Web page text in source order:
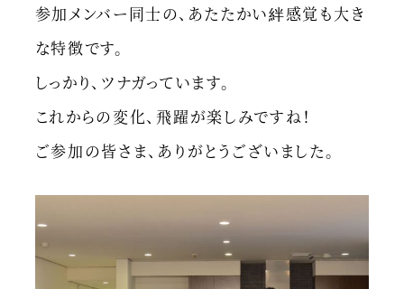
参加メンバー同士の、あたたかい絆感覚も大き
な特徴です。
しっかり、ツナガっています。
これからの変化、飛躍が楽しみですね！
ご参加の皆さま、ありがとうございました。